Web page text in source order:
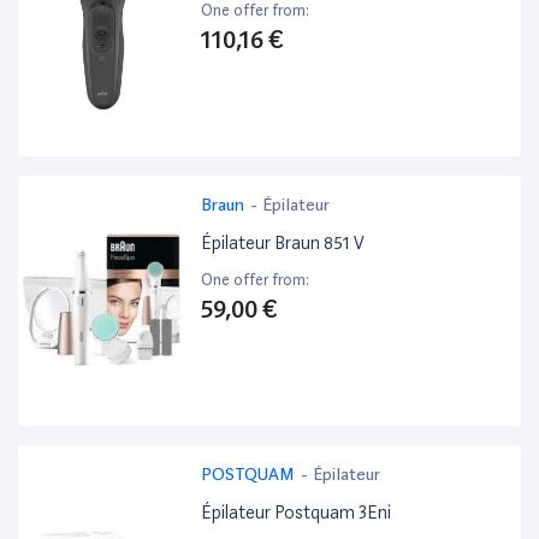
One offer from:
110,16 €
Braun - Épilateur
Épilateur Braun 851 V
One offer from:
59,00 €
POSTQUAM - Épilateur
Épilateur Postquam 3Eni